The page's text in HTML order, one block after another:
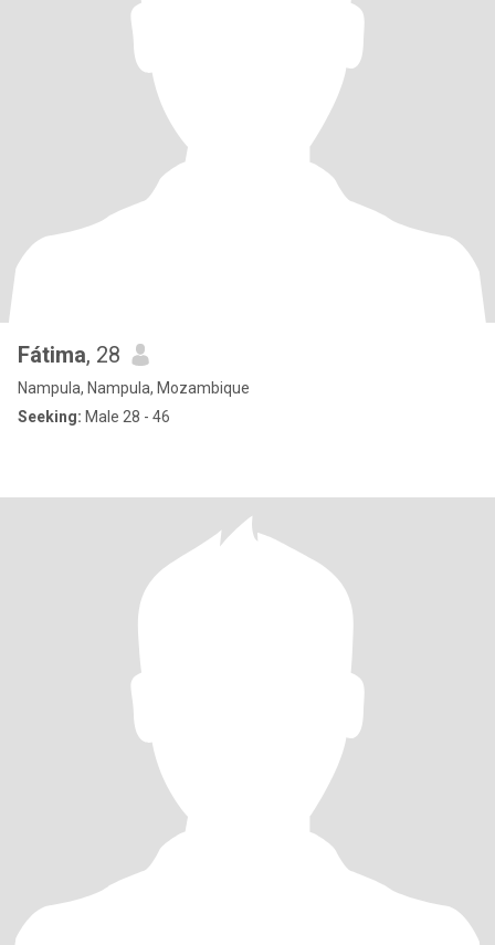
Fátima, 28
Nampula, Nampula, Mozambique
Seeking: Male 28 - 46